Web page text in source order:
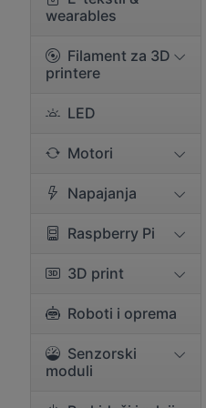
wearables
Filament za 3D
printere
LED
Motori
Napajanja
Raspberry Pi
3D print
Roboti i oprema
Senzorski
moduli